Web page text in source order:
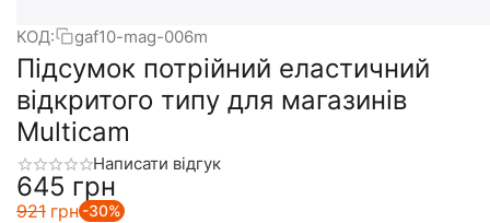
КОД: gaf10-mag-006m
Підсумок потрійний еластичний
відкритого типу для магазинів
Multicam
Написати відгук
‍645‍ грн
‍921‍ грн -30%